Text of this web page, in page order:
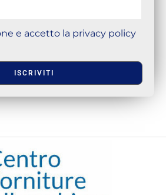
e accetto la privacy policy
ISCRIVITI